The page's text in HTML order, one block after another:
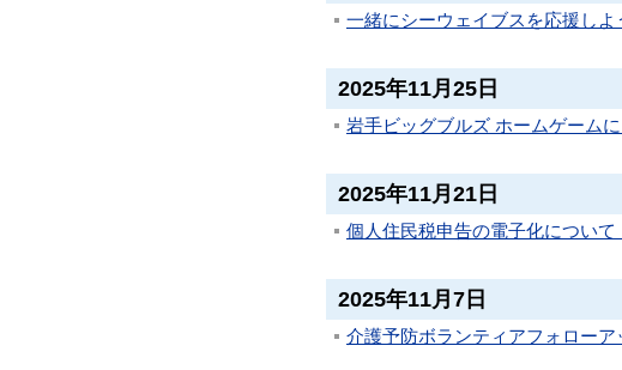
一緒にシーウェイブスを応援し
2025年11月25日
岩手ビッグブルズ ホームゲームに
2025年11月21日
個人住民税申告の電子化について
2025年11月7日
介護予防ボランティアフォローア